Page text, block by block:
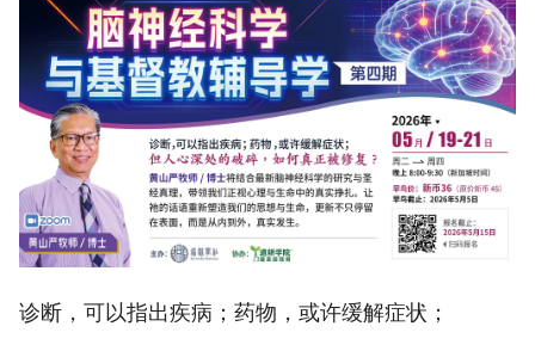
诊断，可以指出疾病；药物，或许缓解症状；